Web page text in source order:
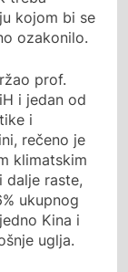
kojom bi se
ozakonilo.
prof.
i jedan od
i
rečeno je
klimatskim
dalje raste,
ukupnog
Kina i
uglja.